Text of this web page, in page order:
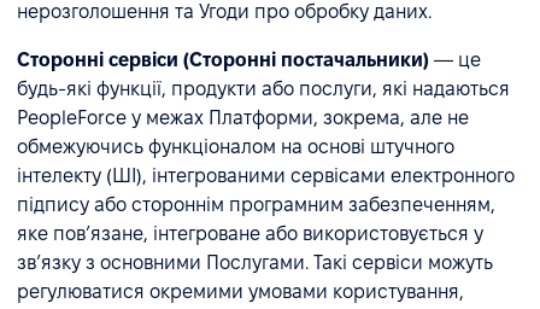
нерозголошення та Угоди про обробку даних.
Сторонні сервіси (Сторонні постачальники) — це
будь-які функції, продукти або послуги, які надаються
PeopleForce у межах Платформи, зокрема, але не
обмежуючись функціоналом на основі штучного
інтелекту (ШІ), інтегрованими сервісами електронного
підпису або стороннім програмним забезпеченням,
яке пов’язане, інтегроване або використовується у
зв’язку з основними Послугами. Такі сервіси можуть
регулюватися окремими умовами користування,